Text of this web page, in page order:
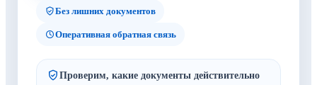
Без лишних документов
Оперативная обратная связь
Проверим, какие документы действительно